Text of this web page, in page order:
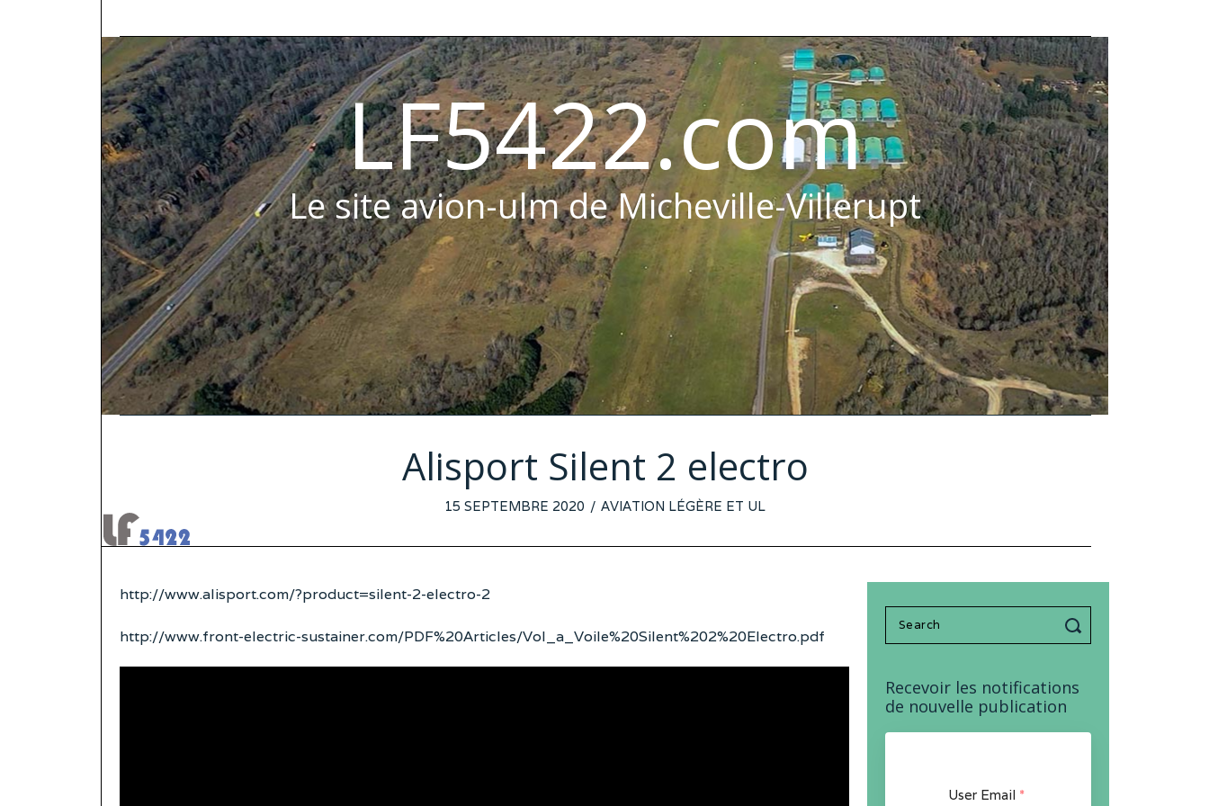
LF5422.com
Le site avion-ulm de Micheville-Villerupt
Alisport Silent 2 electro
POSTED
15 SEPTEMBRE 2020 AVIATION LÉGÈRE ET UL
http://www.alisport.com/?product=silent-2-electro-2
http://www.front-electric-sustainer.com/PDF%20Articles/Vol_a_Voile%20Silent%202%20Electro.pdf
Search
for:
Recevoir les notifications
de nouvelle publication
User Email *